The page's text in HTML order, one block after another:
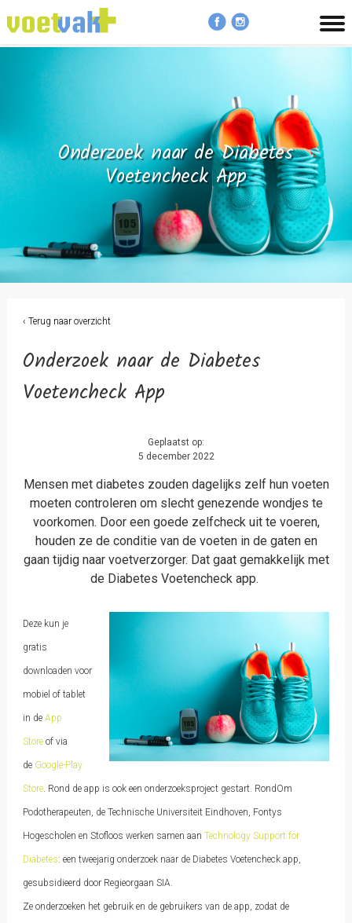
Onderzoek naar de Diabetes
Voetencheck App
‹ Terug naar overzicht
Onderzoek naar de Diabetes
Voetencheck App
Geplaatst op:
5 december 2022
Mensen met diabetes zouden dagelijks zelf hun voeten
moeten controleren om slecht genezende wondjes te
voorkomen. Door een goede zelfcheck uit te voeren,
houden ze de conditie van de voeten in de gaten en
gaan tijdig naar voetverzorger. Dat gaat gemakkelijk met
de Diabetes Voetencheck app.
Deze kun je
gratis
downloaden voor
mobiel of tablet
in de App
Storeof via
de Google-Play
Store. Rond de app is ook een onderzoeksproject gestart. RondOm
Podotherapeuten, de Technische Universiteit Eindhoven, Fontys
Hogescholen en Stofloos werken samen aan Technology Support for
Diabetes: een tweejarig onderzoek naar de Diabetes Voetencheck app,
gesubsidieerd door Regieorgaan SIA.
Ze onderzoeken het gebruik en de gebruikers van de app, zodat de